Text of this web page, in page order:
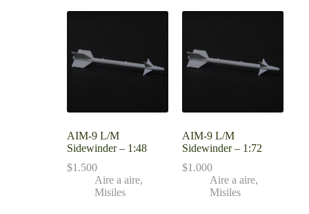
AIM-9 L/M
Sidewinder – 1:48
$1.500
Aire a aire,
Misiles
AIM-9 L/M
Sidewinder – 1:72
$1.000
Aire a aire,
Misiles